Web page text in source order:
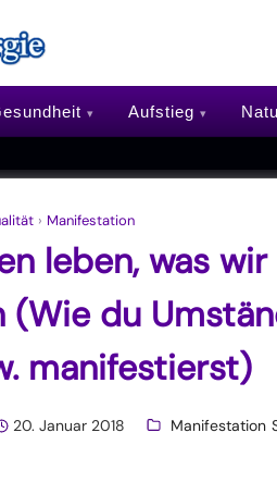
Aufstieg
› Manifestation
leben, was
(Wie du
manifestierst)
20. Januar 2018 Manifestation